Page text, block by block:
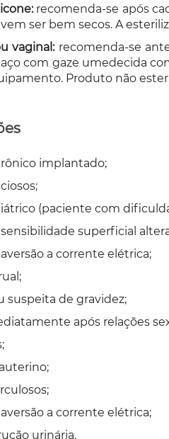
recomenda-se após
ser bem secos. A
vaginal:recomenda-se
com gaze umedecida
Produto não
implantado;
(paciente com
superficial
a corrente elétrica;
suspeita de gravidez;
após relações
a corrente elétrica;
urinária.